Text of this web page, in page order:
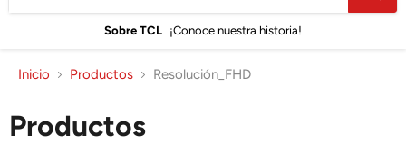
Sobre TCL ¡Conoce nuestra historia!
Inicio Productos Resolución_FHD
Productos